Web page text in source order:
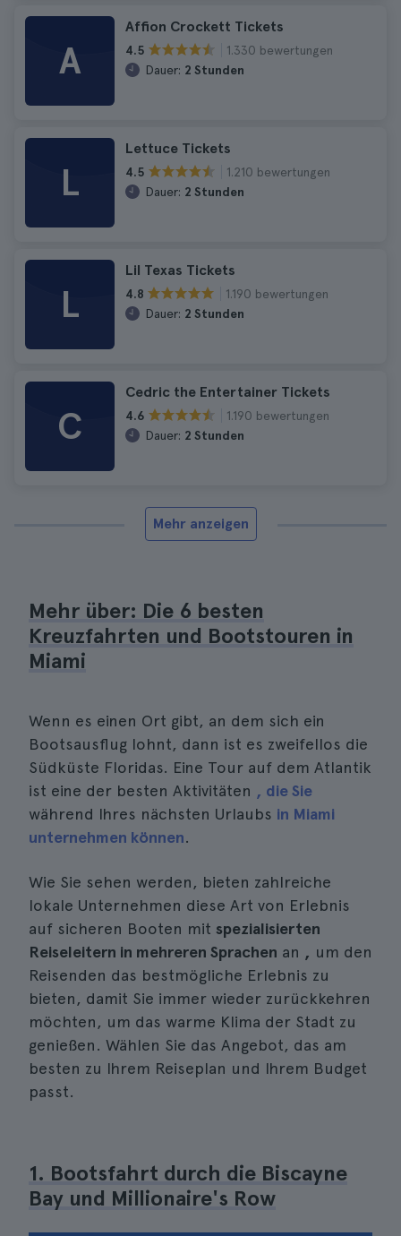
A
Affion Crockett Tickets
4.5
1.330 bewertungen
Dauer: 2 Stunden
L
Lettuce Tickets
4.5
1.210 bewertungen
Dauer: 2 Stunden
L
Lil Texas Tickets
4.8
1.190 bewertungen
Dauer: 2 Stunden
C
Cedric the Entertainer Tickets
4.6
1.190 bewertungen
Dauer: 2 Stunden
Mehr anzeigen
Mehr über: Die 6 besten
Kreuzfahrten und Bootstouren in
Miami
Wenn es einen Ort gibt, an dem sich ein
Bootsausflug lohnt, dann ist es zweifellos die
Südküste Floridas. Eine Tour auf dem Atlantik
ist eine der besten Aktivitäten , die Sie
während Ihres nächsten Urlaubs in Miami
unternehmen können.
Wie Sie sehen werden, bieten zahlreiche
lokale Unternehmen diese Art von Erlebnis
auf sicheren Booten mit spezialisierten
Reiseleitern in mehreren Sprachen an , um den
Reisenden das bestmögliche Erlebnis zu
bieten, damit Sie immer wieder zurückkehren
möchten, um das warme Klima der Stadt zu
genießen. Wählen Sie das Angebot, das am
besten zu Ihrem Reiseplan und Ihrem Budget
passt.
1. Bootsfahrt durch die Biscayne
Bay und Millionaire's Row